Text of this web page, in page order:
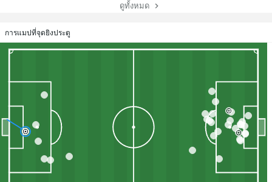
ดูทั้งหมด
การแมปที่จุดยิงประตู